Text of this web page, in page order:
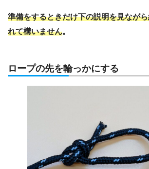
準備をするときだけ下の説明を見なが
れて構いません。
ロープの先を輪っかにする